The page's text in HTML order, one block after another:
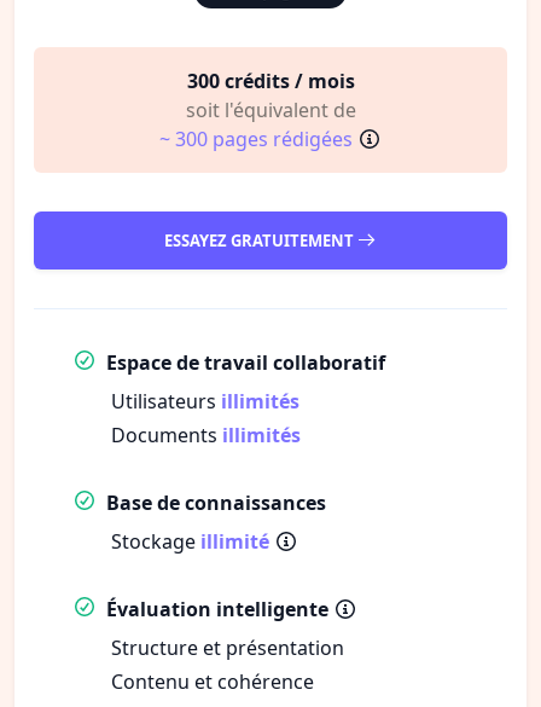
300 crédits / mois
soit l'équivalent de
~ 300 pages rédigées
ESSAYEZ GRATUITEMENT
Espace de travail collaboratif
Utilisateurs illimités
Documents illimités
Base de connaissances
Stockage illimité
Évaluation intelligente
Structure et présentation
Contenu et cohérence